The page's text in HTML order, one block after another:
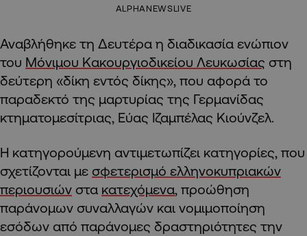
ALPHANEWSLIVE
Αναβλήθηκε τη Δευτέρα η διαδικασία ενώπιον
του Μόνιμου Κακουργιοδικείου Λευκωσίας στη
δεύτερη «δίκη εντός δίκης», που αφορά το
παραδεκτό της μαρτυρίας της Γερμανίδας
κτηματομεσίτριας, Εύας Ιζαμπέλας Κιούνζελ.
Η κατηγορούμενη αντιμετωπίζει κατηγορίες, που
σχετίζονται με σφετερισμό ελληνοκυπριακών
περιουσιών στα κατεχόμενα, προώθηση
παράνομων συναλλαγών και νομιμοποίηση
εσόδων από παράνομες δραστηριότητες την